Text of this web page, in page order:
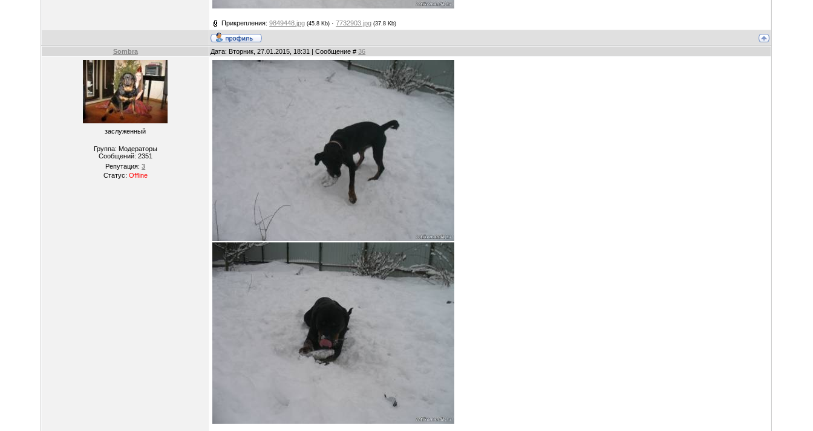
Прикрепления:9849448.jpg (45.8 Kb) ·7732903.jpg (37.8 Kb)
Sombra Дата: Вторник, 27.01.2015, 18:31 | Сообщение #36
заслуженный
Группа: Модераторы
Сообщений: 2351
Репутация:3
Статус: Offline